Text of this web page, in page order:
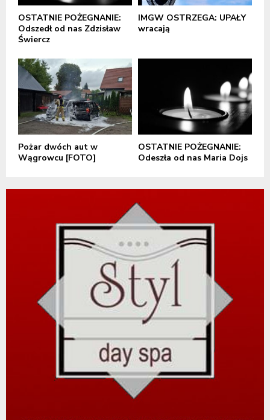
OSTATNIE POŻEGNANIE:
Odszedł od nas Zdzisław
Świercz
IMGW OSTRZEGA: UPAŁY
wracają
Pożar dwóch aut w
Wągrowcu [FOTO]
OSTATNIE POŻEGNANIE:
Odeszła od nas Maria Dojs